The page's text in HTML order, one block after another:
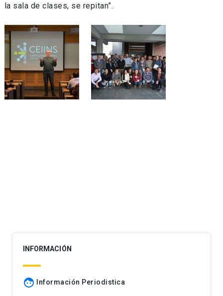
la sala de clases, se repitan”.
INFORMACIÓN
face Información Periodistica